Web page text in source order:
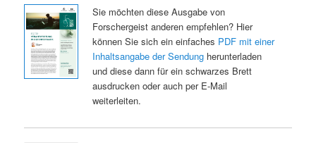
Sie möchten diese Ausgabe von
Forschergeist anderen empfehlen? Hier
können Sie sich ein einfaches PDF mit einer
Inhaltsangabe der Sendungherunterladen
und diese dann für ein schwarzes Brett
ausdrucken oder auch per E-Mail
weiterleiten.